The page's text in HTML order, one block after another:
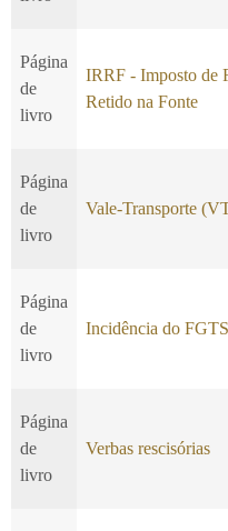
Página
de
livro
IRRF - Imposto de
Retido na Fonte
Página
de
livro
Vale-Transporte
Página
de
livro
Incidência do FGTS
Página
de
livro
Verbas rescisórias